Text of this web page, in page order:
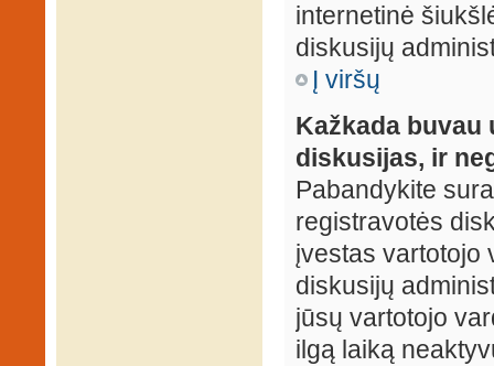
internetinė
diskusijų
Į viršų
Kažkada buvau
diskusijas, ir
Pabandykite
registravotės
įvestas vartotojo
diskusijų
jūsų vartotojo
ilgą laiką